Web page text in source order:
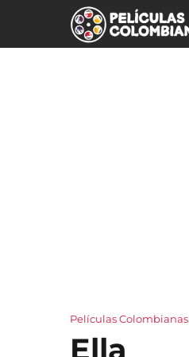
Películas Colombianas
Ella